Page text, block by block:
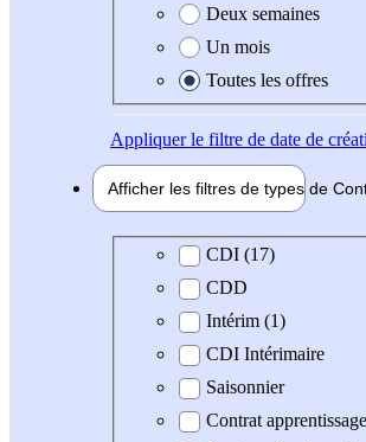
Deux semaines
Un mois
Toutes les offres
Appliquerle filtre de date de
Afficher les filtres de types de
Type de contratCDI (17)
CDD
Intérim (1)
CDI Intérimaire
Saisonnier
Contrat apprentissage